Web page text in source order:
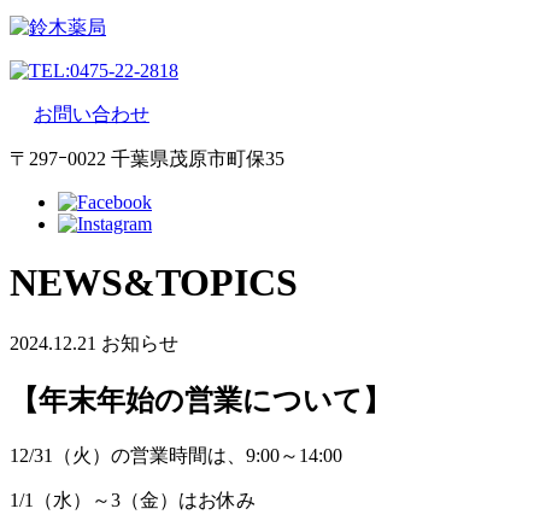
0475-22-2818
お問い合わせ
〒297ｰ0022 千葉県茂原市町保35
NEWS&TOPICS
2024.12.21 お知らせ
【年末年始の営業について】
12/31（火）の営業時間は、9:00～14:00
1/1（水）～3（金）はお休み